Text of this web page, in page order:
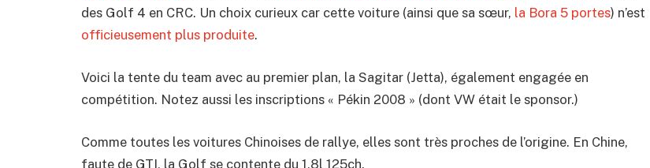
des Golf 4 en CRC. Un choix curieux car cette voiture (ainsi que sa sœur, la Bora 5 portes) n’est
officieusement plus produite.
Voici la tente du team avec au premier plan, la Sagitar (Jetta), également engagée en
compétition. Notez aussi les inscriptions « Pékin 2008 » (dont VW était le sponsor.)
Comme toutes les voitures Chinoises de rallye, elles sont très proches de l’origine. En Chine,
faute de GTI, la Golf se contente du 1,8l 125ch.